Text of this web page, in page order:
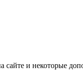
сайте и некоторые